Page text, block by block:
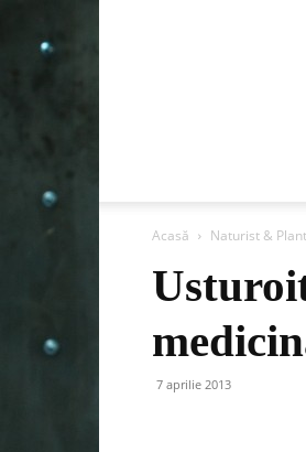
Acasă Naturist &
7 aprilie 2013